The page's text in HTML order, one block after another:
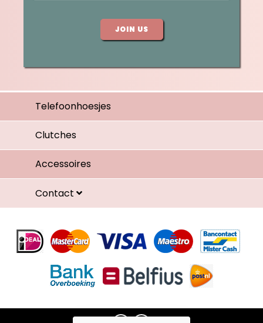
JOIN US
Telefoonhoesjes
Clutches
Accessoires
Contact